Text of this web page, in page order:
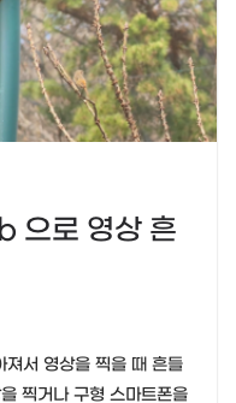
로 영상 흔
져서 영상을 찍을 때 흔들
찍거나 구형 스마트폰을